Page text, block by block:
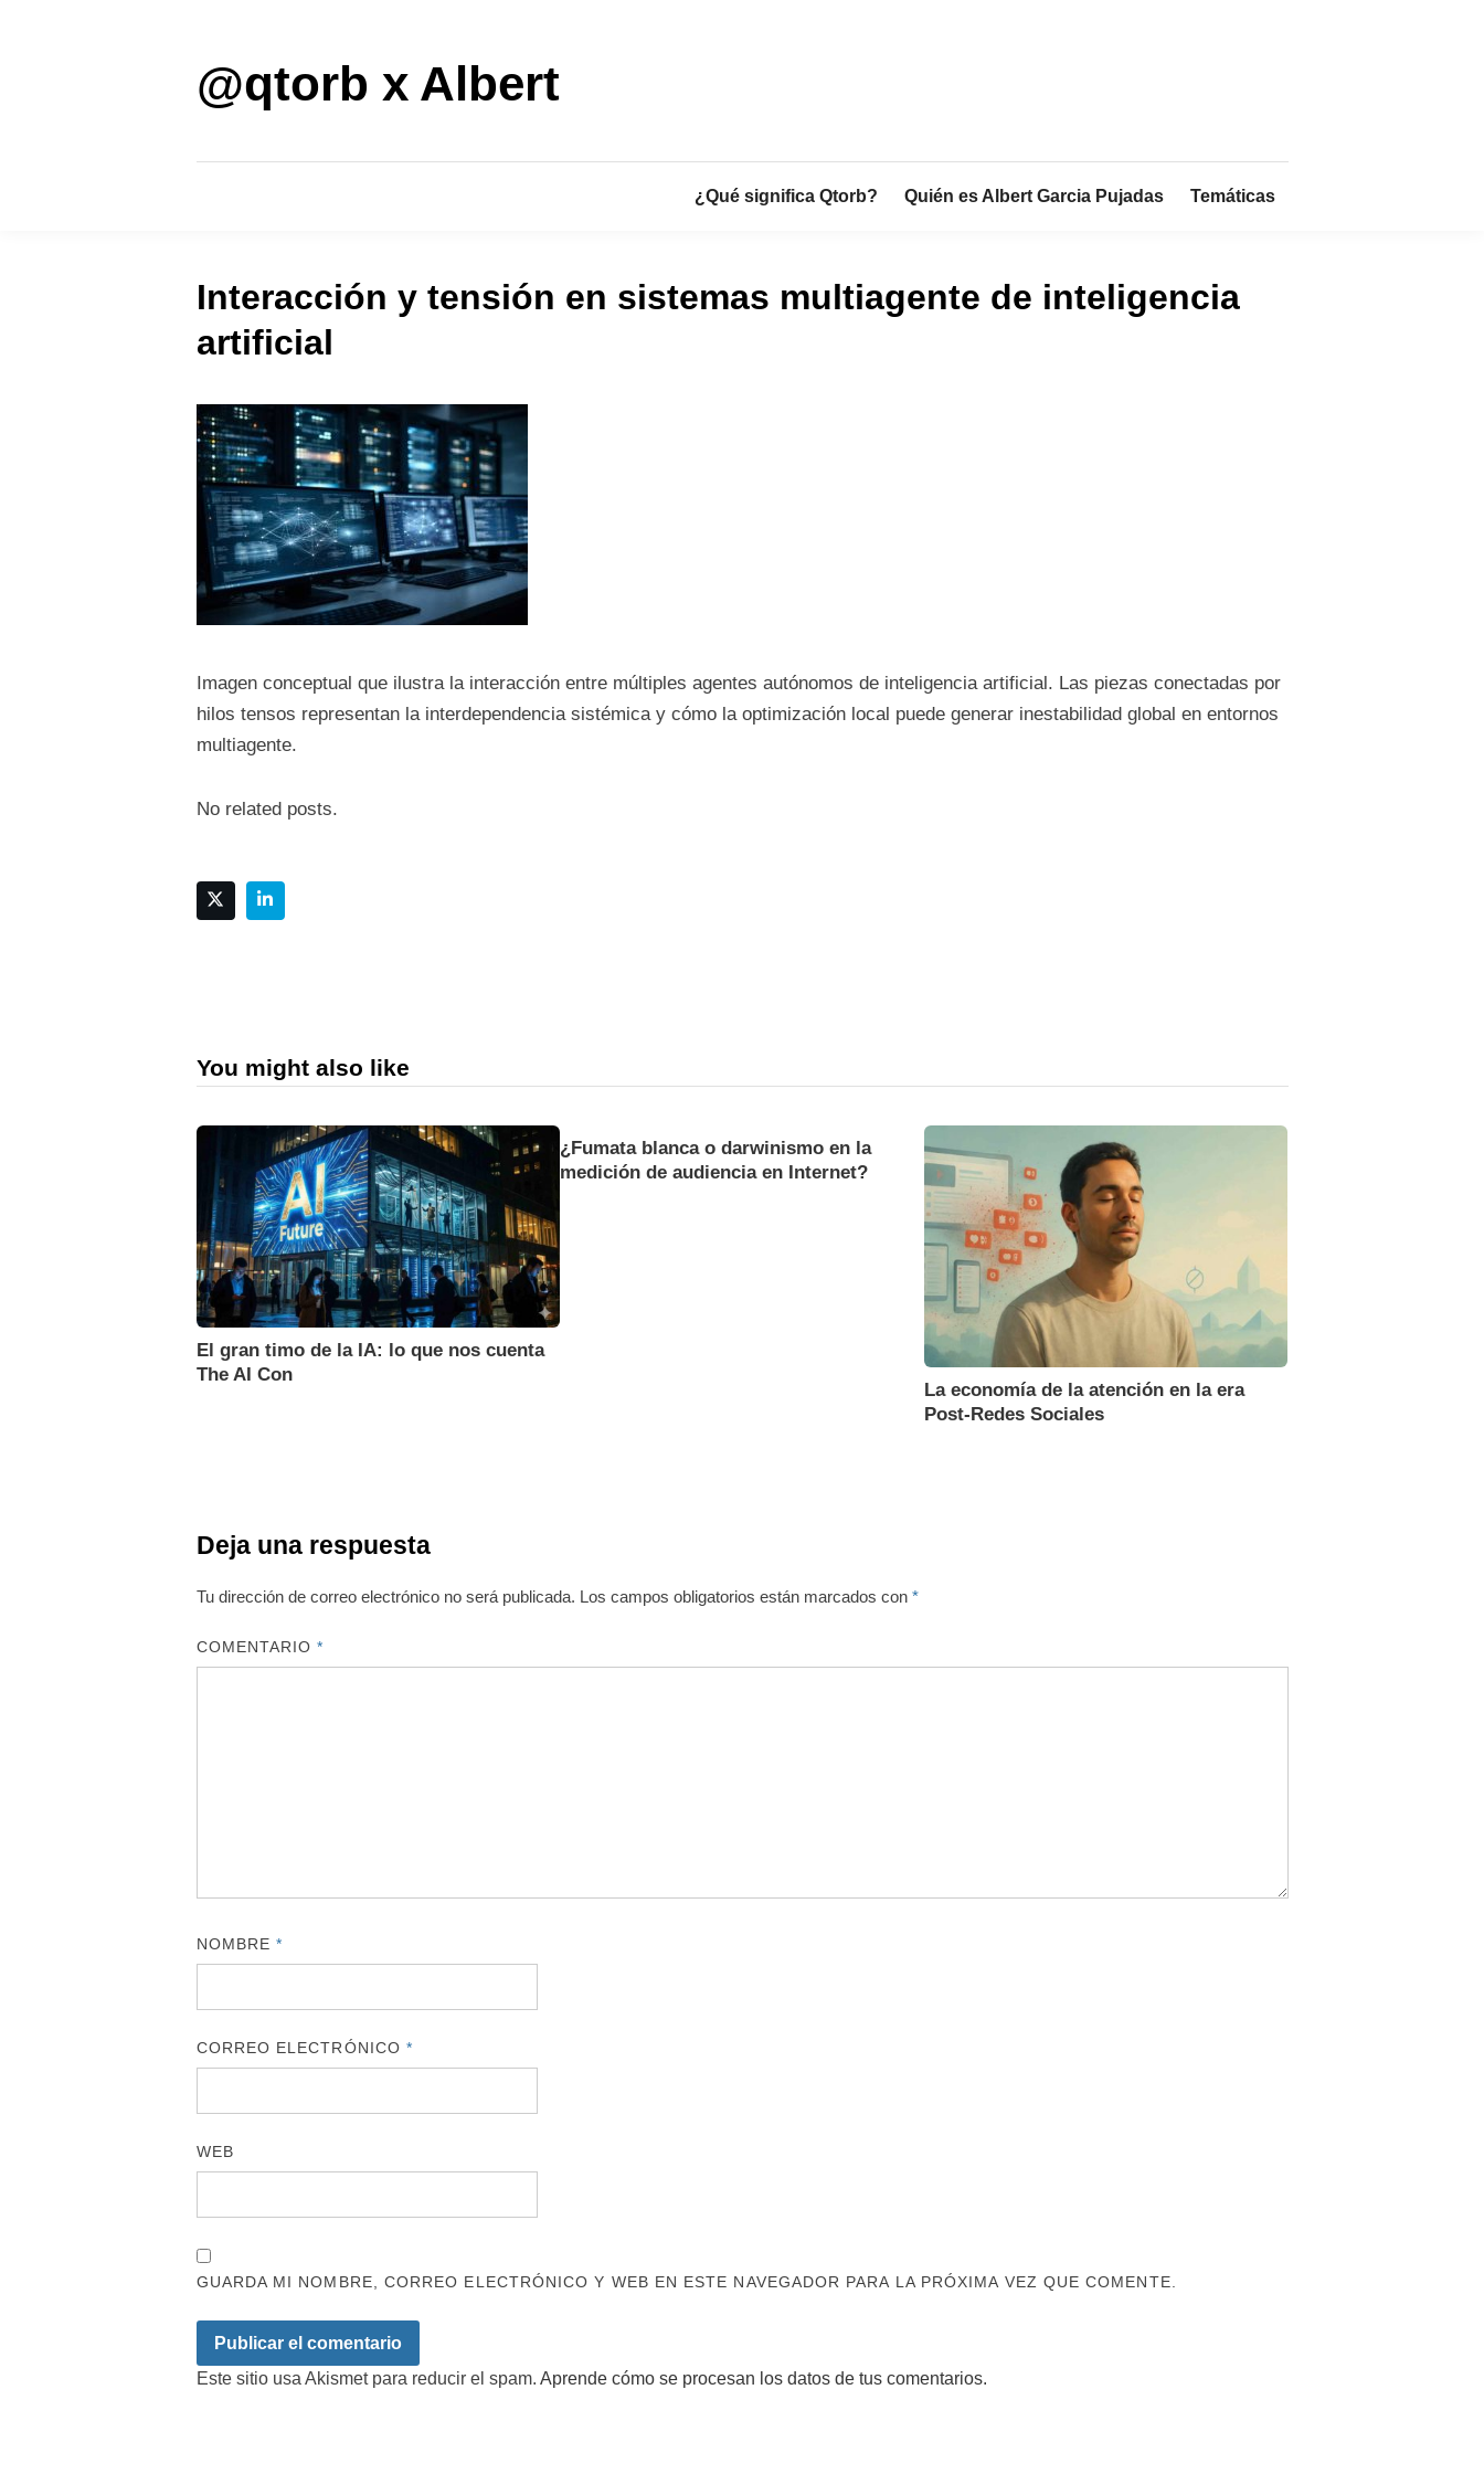
@qtorb x Albert
¿Qué significa Qtorb? Quién es Albert Garcia Pujadas Temáticas
Interacción y tensión en sistemas multiagente de inteligencia
artificial
Imagen conceptual que ilustra la interacción entre múltiples agentes autónomos de inteligencia artificial. Las piezas conectadas por
hilos tensos representan la interdependencia sistémica y cómo la optimización local puede generar inestabilidad global en entornos
multiagente.
No related posts.
You might also like
El gran timo de la IA: lo que nos cuenta
The AI Con
¿Fumata blanca o darwinismo en la
medición de audiencia en Internet?
La economía de la atención en la era
Post-Redes Sociales
Deja una respuesta
Tu dirección de correo electrónico no será publicada. Los campos obligatorios están marcados con *
COMENTARIO*
NOMBRE*
CORREO ELECTRÓNICO *
WEB
GUARDA MI NOMBRE, CORREO ELECTRÓNICO Y WEB EN ESTE NAVEGADOR PARA LA PRÓXIMA VEZ QUE COMENTE.
Este sitio usa Akismet para reducir el spam. Aprende cómo se procesan los datos de tus comentarios.